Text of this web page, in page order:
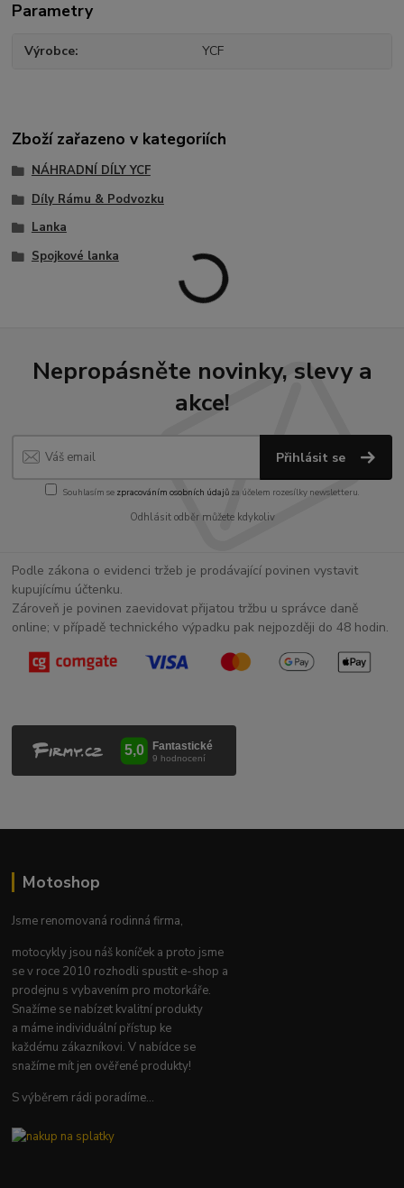
Parametry
Výrobce YCF
Zboží zařazeno v kategoriích
NÁHRADNÍ DÍLY YCF
Díly Rámu & Podvozku
Lanka
Spojkové lanka
Nepropásněte novinky, slevy a
akce!
Přihlásit se
Souhlasím se zpracováním osobních údajůza účelem rozesílky newsletteru.
Odhlásit odběr můžete kdykoliv
Podle zákona o evidenci tržeb je prodávající povinen vystavit
kupujícímu účtenku.
Zároveň je povinen zaevidovat přijatou tržbu u správce daně
online; v případě technického výpadku pak nejpozději do 48 hodin.
Motoshop
Jsme renomovaná rodinná firma,
motocykly jsou náš koníček a proto jsme
se v roce 2010 rozhodli spustit e-shop a
prodejnu s vybavením pro motorkáře.
Snažíme se nabízet kvalitní produkty
a máme individuální přístup ke
každému zákazníkovi. V nabídce se
snažíme mít jen ověřené produkty!
S výběrem rádi poradíme...